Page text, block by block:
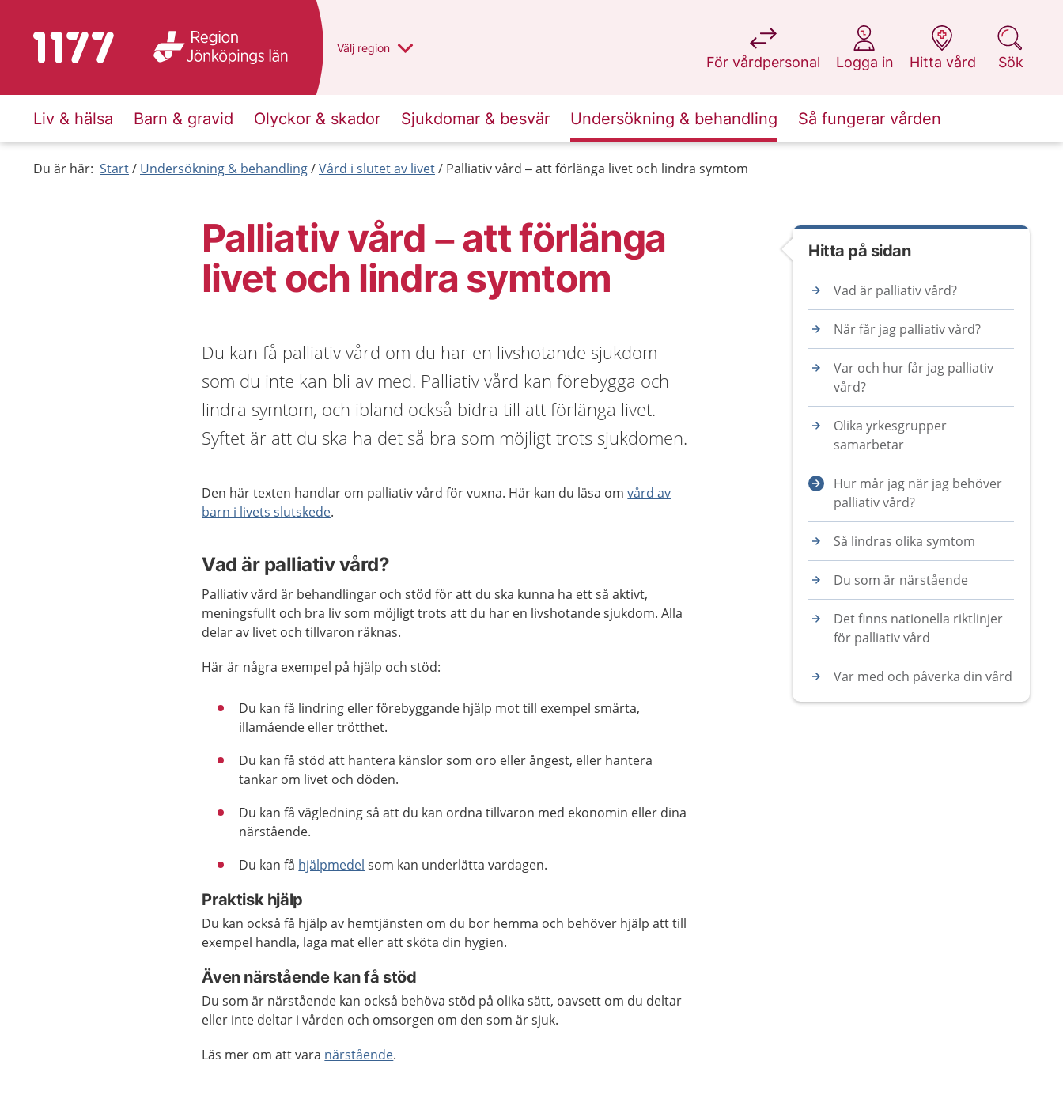
Till startsidan för 1177 Du har valt region
Välj en annan
region
För vårdpersonal
på 1177.se
Logga in
på 1177.se
Hitta vård
på 1177.se
Sök
på 1177.se
Liv & hälsa Barn & gravid Olyckor & skador Sjukdomar & besvär Undersökning & behandling Så fungerar vården
Du är här: Start Undersökning & behandling Vård i slutet av livet Palliativ vård – att förlänga livet och lindra symtom
Palliativ vård – att förlänga
livet och lindra symtom
Du kan få palliativ vård om du har en livshotande sjukdom
som du inte kan bli av med. Palliativ vård kan förebygga och
lindra symtom, och ibland också bidra till att förlänga livet.
Syftet är att du ska ha det så bra som möjligt trots sjukdomen.
Den här texten handlar om palliativ vård för vuxna. Här kan du läsa omvård av
barn i livets slutskede.
Vad är palliativ vård?
Palliativ vård är behandlingar och stöd för att du ska kunna ha ett så aktivt,
meningsfullt och bra liv som möjligt trots att du har en livshotande sjukdom. Alla
delar av livet och tillvaron räknas.
Här är några exempel på hjälp och stöd:
Du kan få lindring eller förebyggande hjälp mot till exempel smärta,
illamående eller trötthet.
Du kan få stöd att hantera känslor som oro eller ångest, eller hantera
tankar om livet och döden.
Du kan få vägledning så att du kan ordna tillvaron med ekonomin eller dina
närstående.
Du kan få hjälpmedel som kan underlätta vardagen.
Praktisk hjälp
Du kan också få hjälp av hemtjänsten om du bor hemma och behöver hjälp att till
exempel handla, laga mat eller att sköta din hygien.
Även närstående kan få stöd
Du som är närstående kan också behöva stöd på olika sätt, oavsett om du deltar
eller inte deltar i vården och omsorgen om den som är sjuk.
Läs mer om att vara närstående.
Hitta på sidan
Vad är palliativ vård?
När får jag palliativ vård?
Var och hur får jag palliativ
vård?
Olika yrkesgrupper
samarbetar
Hur mår jag när jag behöver
palliativ vård?
Så lindras olika symtom
Du som är närstående
Det finns nationella riktlinjer
för palliativ vård
Var med och påverka din vård